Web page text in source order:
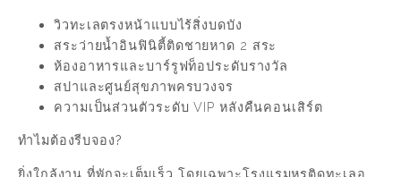
วิวทะเลตรงหน้าแบบไร้สิ่งบดบัง
สระว่ายน้ำอินฟินิตี้ติดชายหาด 2 สระ
ห้องอาหารและบาร์รูฟท็อประดับรางวัล
สปาและศูนย์สุขภาพครบวงจร
ความเป็นส่วนตัวระดับ VIP หลังคืนคอนเสิร์ต
ทำไมต้องรีบจอง?
ยิ่งใกล้งาน ที่พักจะเต็มเร็ว โดยเฉพาะโรงแรมหรูติดทะเลอ